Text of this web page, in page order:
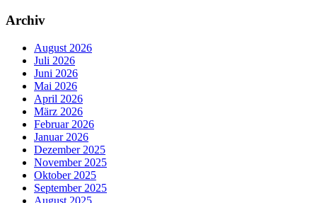
Archiv
August 2026
Juli 2026
Juni 2026
Mai 2026
April 2026
März 2026
Februar 2026
Januar 2026
Dezember 2025
November 2025
Oktober 2025
September 2025
August 2025